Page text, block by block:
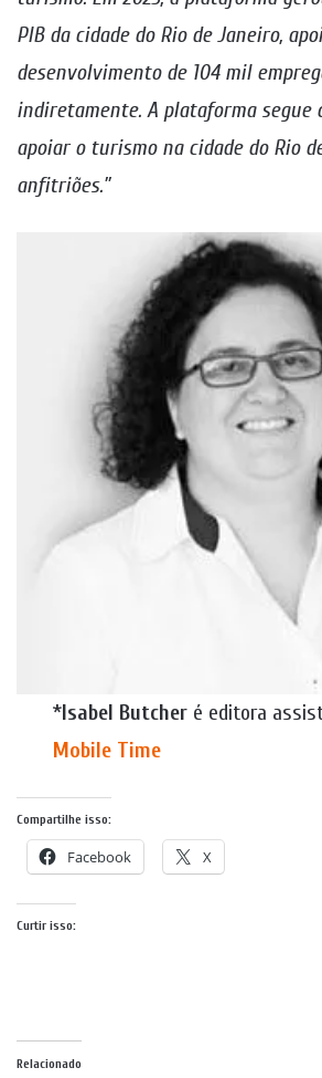
PIB da cidade do Rio de Janeiro,
desenvolvimento de 104 mil
indiretamente. A plataforma segue
apoiar o turismo na cidade do Rio
anfitriões.”
*Isabel Butcher é editora
Mobile Time
Compartilhe isso:
Facebook X
Curtir isso:
Relacionado